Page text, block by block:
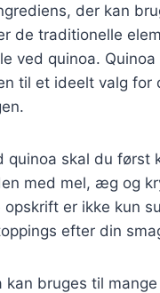
der kan
de traditionelle
ved quinoa.
til et ideelt valg
quinoa skal du
med mel, æg og
er ikke kun
efter din
kan bruges til